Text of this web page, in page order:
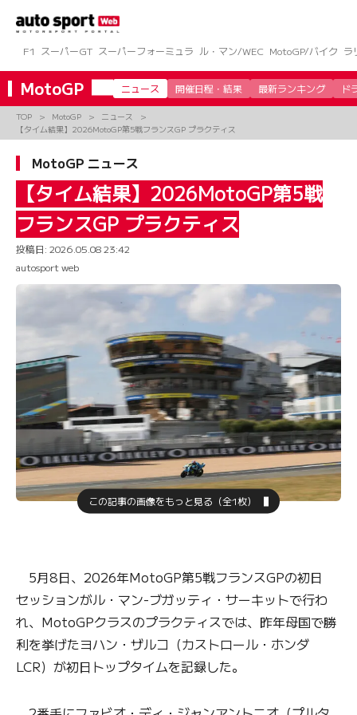
ツ
へ
ス
キ
プ
F1 スーパーGT スーパーフォーミュラ ル・マン/WEC MotoGP/バイク ラ
MotoGP ニュース 開催日程・結果 最新ランキング ド
TOP MotoGP
ニュース
【タイム結果】2026MotoGP第5戦フランスGP プラクティス
MotoGP ニュース
【タイム結果】2026MotoGP第5戦
フランスGP プラクティス
投稿日: 2026.05.08 23:42
autosport web
この記事の画像をもっと見る（全1枚）
5月8日、2026年MotoGP第5戦フランスGPの初日
セッションがル・マン-ブガッティ・サーキットで行わ
れ、MotoGPクラスのプラクティスでは、昨年母国で勝
利を挙げたヨハン・ザルコ（カストロール・ホンダ
LCR）が初日トップタイムを記録した。